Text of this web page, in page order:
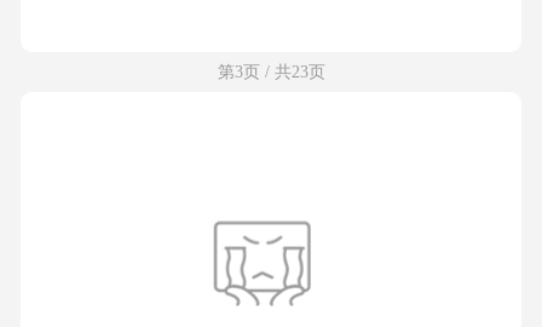
第3页 / 共23页